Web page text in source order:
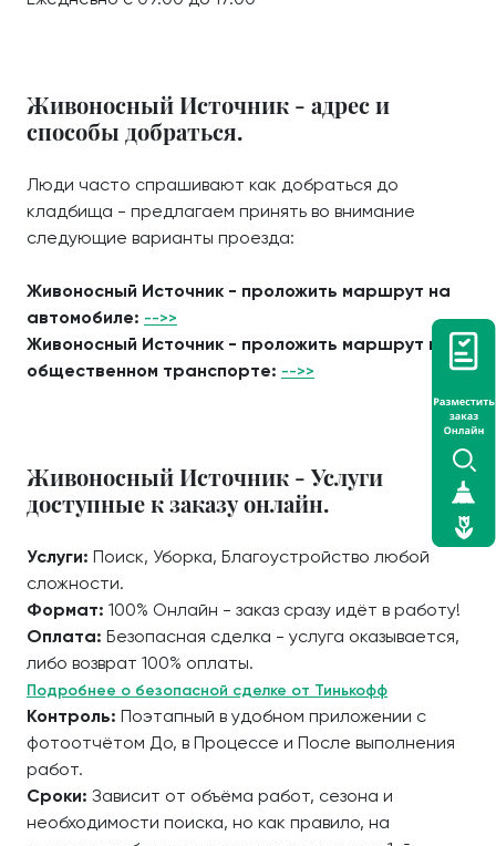
Живоносный Источник - адрес и
способы добраться.
Люди часто спрашивают как добраться до
кладбища - предлагаем принять во внимание
следующие варианты проезда:
Живоносный Источник - проложить маршрут на
автомобиле: -->>
Живоносный Источник - проложить маршрут на
общественном транспорте: -->>
Живоносный Источник - Услуги
доступные к заказу онлайн.
Услуги: Поиск, Уборка, Благоустройство любой
сложности.
Формат: 100% Онлайн - заказ сразу идёт в работу!
Оплата: Безопасная сделка - услуга оказывается,
либо возврат 100% оплаты.
Подробнее о безопасной сделке от Тинькофф
Контроль: Поэтапный в удобном приложении с
фотоотчётом До, в Процессе и После выполнения
работ.
Сроки: Зависит от объёма работ, сезона и
необходимости поиска, но как правило, на